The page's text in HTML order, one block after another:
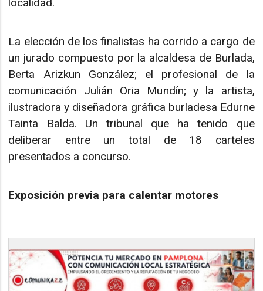
La elección de los finalistas ha corrido a cargo de
un jurado compuesto por la alcaldesa de Burlada,
Berta Arizkun González; el profesional de la
comunicación Julián Oria Mundín; y la artista,
ilustradora y diseñadora gráfica burladesa Edurne
Tainta Balda. Un tribunal que ha tenido que
deliberar entre un total de 18 carteles
presentados a concurso.
Exposición previa para calentar motores